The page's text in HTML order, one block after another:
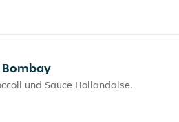
Bombay
und Sauce Hollandaise.